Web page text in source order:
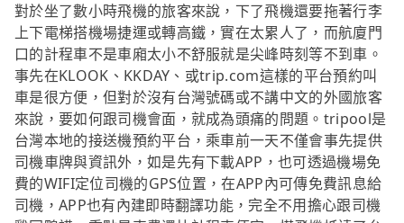
對於坐了數小時飛機的旅客來說，下了飛機還要拖著行李
上下電梯搭機場捷運或轉高鐵，實在太累人了，而航廈門
口的計程車不是車廂太小不舒服就是尖峰時刻等不到車。
事先在KLOOK、KKDAY、或trip.com這樣的平台預約叫
車是很方便，但對於沒有台灣號碼或不講中文的外國旅客
來說，要如何跟司機會面，就成為頭痛的問題。tripool是
台灣本地的接送機預約平台，乘車前一天不僅會事先提供
司機車牌與資訊外，如是先有下載APP，也可透過機場免
費的WIFI定位司機的GPS位置，在APP內可傳免費訊息給
司機，APP也有內建即時翻譯功能，完全不用擔心跟司機